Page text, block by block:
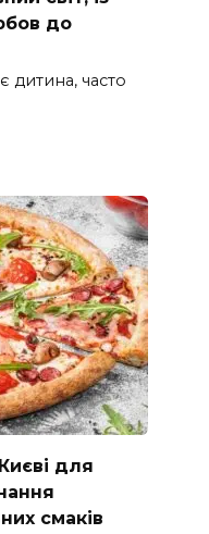
до
дитина, часто
для
смаків